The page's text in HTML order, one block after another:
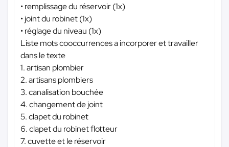
• remplissage du réservoir (1x)
• joint du robinet (1x)
• réglage du niveau (1x)
Liste mots cooccurrences a incorporer et travailler
dans le texte
1. artisan plombier
2. artisans plombiers
3. canalisation bouchée
4. changement de joint
5. clapet du robinet
6. clapet du robinet flotteur
7. cuvette et le réservoir